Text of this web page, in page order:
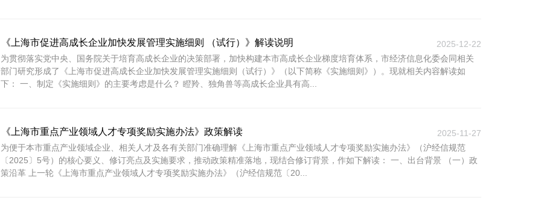
《上海市促进高成长企业加快发展管理实施细则 （试行）》解读说明
2025-12-22
为贯彻落实党中央、国务院关于培育高成长企业的决策部署，加快构建本市高成长企业梯度培育体系，市经济信息化委会同相关
部门研究形成了《上海市促进高成长企业加快发展管理实施细则（试行）》（以下简称《实施细则》）。现就相关内容解读如
下： 一、制定《实施细则》的主要考虑是什么？ 瞪羚、独角兽等高成长企业具有高...
《上海市重点产业领域人才专项奖励实施办法》政策解读
2025-11-27
为便于本市重点产业领域企业、相关人才及各有关部门准确理解《上海市重点产业领域人才专项奖励实施办法》（沪经信规范
〔2025〕5号）的核心要义、修订亮点及实施要求，推动政策精准落地，现结合修订背景，作如下解读： 一、出台背景 （一）政
策沿革 上一轮《上海市重点产业领域人才专项奖励实施办法》（沪经信规范〔20...